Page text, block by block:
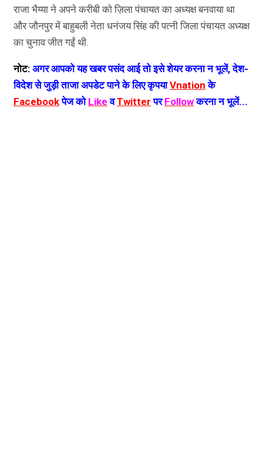
राजा भैय्या ने अपने करीबी को ज़िला पंचायत का अध्यक्ष बनवाया था
और जौनपुर में बाहुबली नेता धनंजय सिंह की पत्नी जिला पंचायत अध्यक्ष
का चुनाव जीत गईं थी.
नोट: अगर आपको यह खबर पसंद आई तो इसे शेयर करना न भूलें, देश-
विदेश से जुड़ी ताजा अपडेट पाने के लिए कृपयाVnation के
Facebookपेज को Like वTwitter परFollowकरना न भूलें...